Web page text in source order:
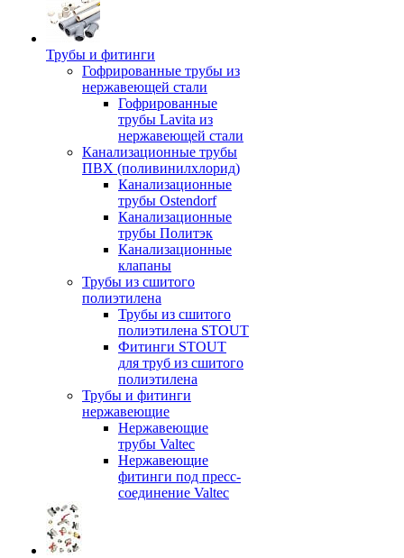
Трубы и фитинги
Гофрированные трубы из
нержавеющей стали
Гофрированные
трубы Lavita из
нержавеющей стали
Канализационные трубы
ПВХ (поливинилхлорид)
Канализационные
трубы Ostendorf
Канализационные
трубы Политэк
Канализационные
клапаны
Трубы из сшитого
полиэтилена
Трубы из сшитого
полиэтилена STOUT
Фитинги STOUT
для труб из сшитого
полиэтилена
Трубы и фитинги
нержавеющие
Нержавеющие
трубы Valtec
Нержавеющие
фитинги под пресс-
соединение Valtec